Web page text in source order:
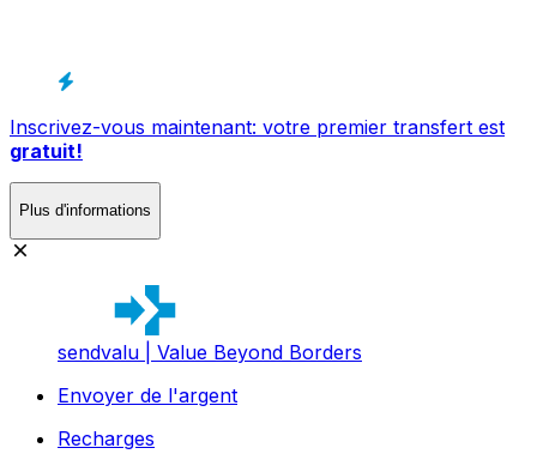
Inscrivez-vous maintenant: votre premier transfert est
gratuit!
Plus d'informations
sendvalu | Value Beyond Borders
Envoyer de l'argent
Recharges